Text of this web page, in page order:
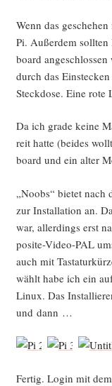
Wenn das
Pi. Außer­dem
board
durch das
Steck­do­se. Eine rote
Da ich gra­de kei­ne
reit hat­te (bei­des
board und ein alter
„Noobs“ bie­tet nach
zur Instal­la­ti­on an.
war, aller­dings erst
po­si­te-Video-PAL
auch mit
wählt habe ich ein
Linux. Das
und dann …
Fer­tig. Log­in mit